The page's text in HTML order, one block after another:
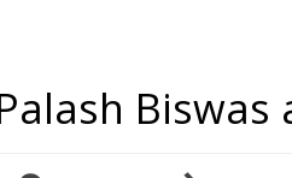
Biswas